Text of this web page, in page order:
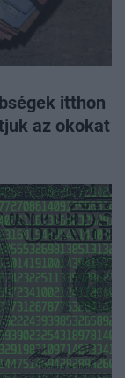
itthon
az okokat